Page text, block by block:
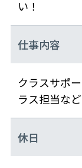
い！
仕事内容
クラスサポ
ラス担当など
休日